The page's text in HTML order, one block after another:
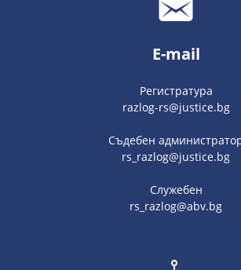
E-mail
Регистратура
razlog-rs@justice.bg
Съдебен
rs_razlog@justice.bg
Служебен
rs_razlog@abv.bg